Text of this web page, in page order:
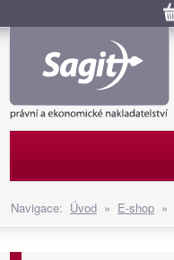
Navigace: Úvod » E-shop »